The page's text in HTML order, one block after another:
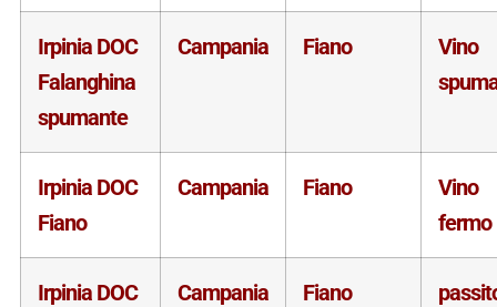
Irpinia DOC
Falanghina
spumante
Campania Fiano
Vino
Irpinia DOC
Fiano
Campania Fiano
Vino
fermo
Irpinia DOC
Campania Fiano